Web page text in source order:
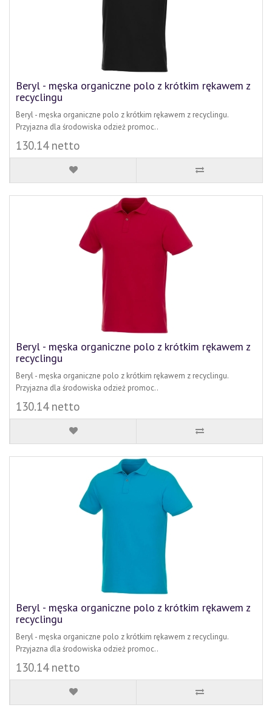
Beryl - męska organiczne polo z krótkim rękawem z
recyclingu
Beryl - męska organiczne polo z krótkim rękawem z recyclingu.
Przyjazna dla środowiska odzież promoc..
130.14 netto
Beryl - męska organiczne polo z krótkim rękawem z
recyclingu
Beryl - męska organiczne polo z krótkim rękawem z recyclingu.
Przyjazna dla środowiska odzież promoc..
130.14 netto
Beryl - męska organiczne polo z krótkim rękawem z
recyclingu
Beryl - męska organiczne polo z krótkim rękawem z recyclingu.
Przyjazna dla środowiska odzież promoc..
130.14 netto